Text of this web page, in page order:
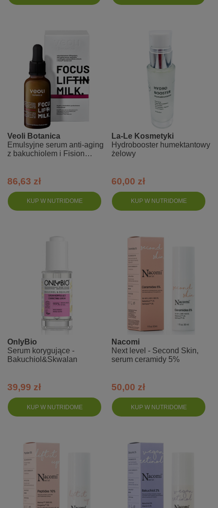
KUP W NUTRIDOME
Veoli Botanica
Emulsyjne serum anti-aging
z bakuchiolem i Fision
86,63 zł
KUP W NUTRIDOME
La-Le Kosmetyki
Hydrobooster humektantowy
żelowy
60,00 zł
KUP W NUTRIDOME
OnlyBio
Serum korygujące -
Bakuchiol&Skwalan
39,99 zł
KUP W NUTRIDOME
Nacomi
Next level - Second Skin,
serum ceramidy 5%
50,00 zł